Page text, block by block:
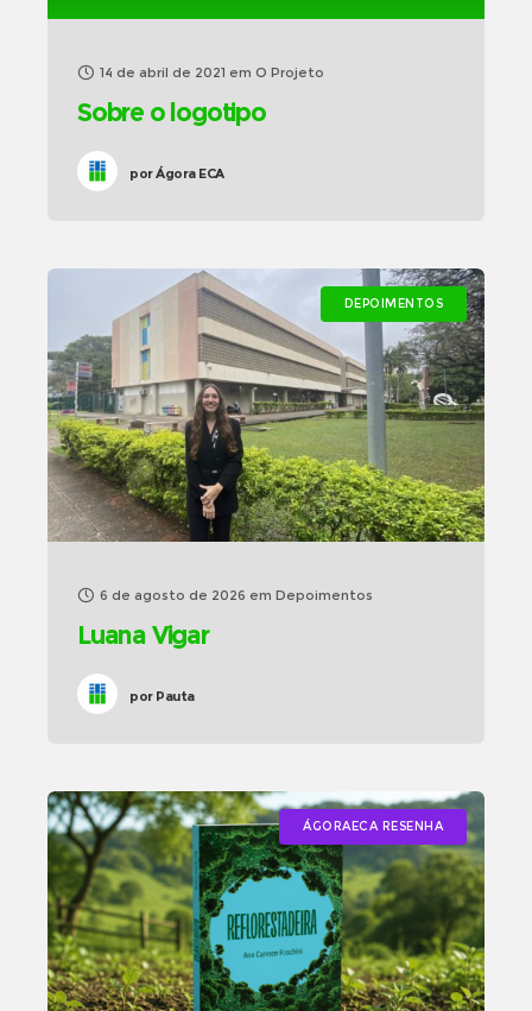
14 de abril de 2021 em O Projeto
Sobre o logotipo
porÁgora ECA
DEPOIMENTOS
6 de agosto de 2026 em Depoimentos
Luana Vigar
porPauta
ÁGORAECA RESENHA